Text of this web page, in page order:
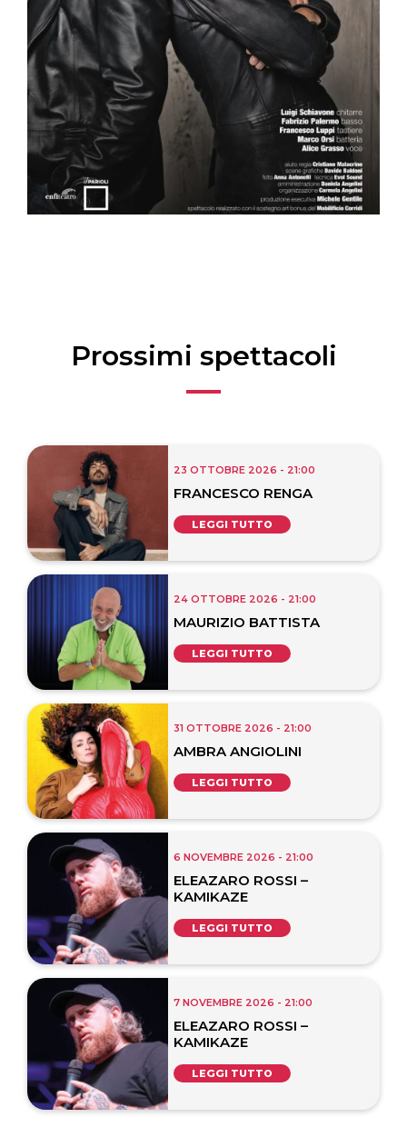
Prossimi spettacoli
23 OTTOBRE 2026 - 21:00
FRANCESCO RENGA
LEGGI TUTTO
24 OTTOBRE 2026 - 21:00
MAURIZIO BATTISTA
LEGGI TUTTO
31 OTTOBRE 2026 - 21:00
AMBRA ANGIOLINI
LEGGI TUTTO
6 NOVEMBRE 2026 - 21:00
ELEAZARO ROSSI –
KAMIKAZE
LEGGI TUTTO
7 NOVEMBRE 2026 - 21:00
ELEAZARO ROSSI –
KAMIKAZE
LEGGI TUTTO